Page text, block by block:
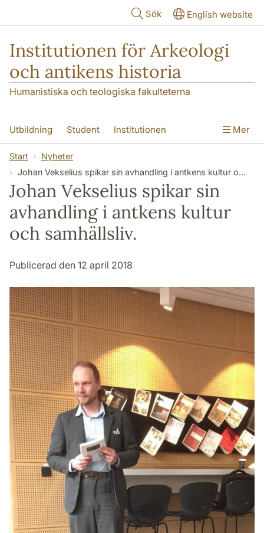
Sök English website
Institutionen för Arkeologi
och antikens historia
Humanistiska och teologiska fakulteterna
Utbildning Student Institutionen
Forskning Kontakt
Mer
Start
Nyheter
Johan Vekselius spikar sin avhandling i antkens kultur och samhällsliv.
Johan Vekselius spikar sin
avhandling i antkens kultur
och samhällsliv.
Publicerad den 12 april 2018